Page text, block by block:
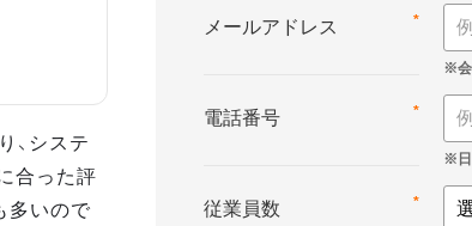
、システ
合った評
多いので
*
メールアドレス
*
電話番号
*
従業員数